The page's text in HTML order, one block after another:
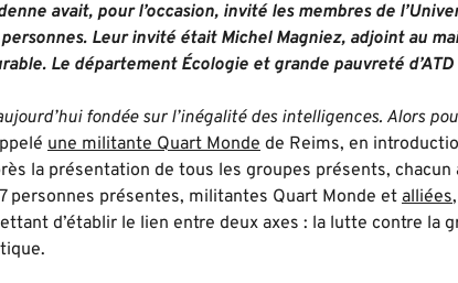
avait, pour l’occasion, invité les membres de
Leur invité était Michel Magniez, adjoint au
Le département Écologie et grande pauvreté
fondée sur l’inégalité des intelligences. Alors
une militante Quart Monde de Reims, en
la présentation de tous les groupes présents,
personnes présentes, militantes Quart Monde et alliées
d’établir le lien entre deux axes : la lutte contre la